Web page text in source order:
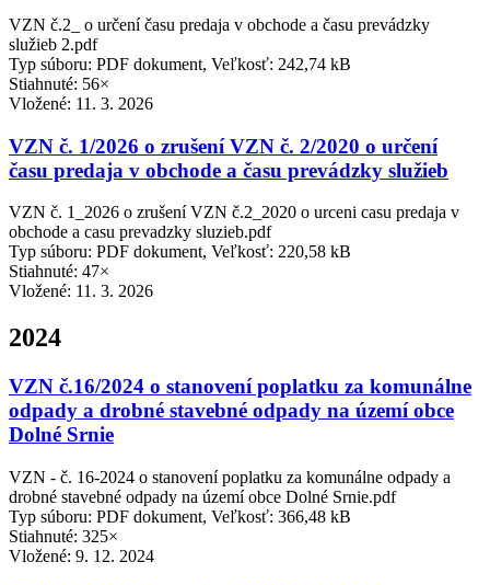
VZN č.2_ o určení času predaja v obchode a času prevádzky
služieb 2.pdf
Typ súboru: PDF dokument, Veľkosť: 242,74 kB
Stiahnuté: 56×
Vložené: 11. 3. 2026
VZN č. 1/2026 o zrušení VZN č. 2/2020 o určení
času predaja v obchode a času prevádzky služieb
VZN č. 1_2026 o zrušení VZN č.2_2020 o urceni casu predaja v
obchode a casu prevadzky sluzieb.pdf
Typ súboru: PDF dokument, Veľkosť: 220,58 kB
Stiahnuté: 47×
Vložené: 11. 3. 2026
2024
VZN č.16/2024 o stanovení poplatku za komunálne
odpady a drobné stavebné odpady na území obce
Dolné Srnie
VZN - č. 16-2024 o stanovení poplatku za komunálne odpady a
drobné stavebné odpady na území obce Dolné Srnie.pdf
Typ súboru: PDF dokument, Veľkosť: 366,48 kB
Stiahnuté: 325×
Vložené: 9. 12. 2024